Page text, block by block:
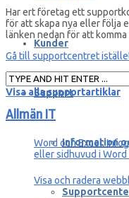
Kunder
Support
Information
Har ert företag ett
för att skapa nya eller följa
länken nedan för att komma
Gå till supportcentret
Visa alla supportartiklar
Allmän IT
Word och Excel:
eller sidhuvud i
Visa och radera